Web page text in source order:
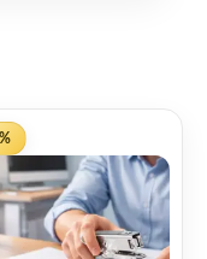
unidades
Gmail
Email
Copy
Link